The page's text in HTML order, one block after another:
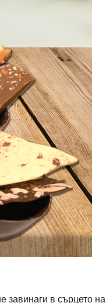
завинаги в сърцето на